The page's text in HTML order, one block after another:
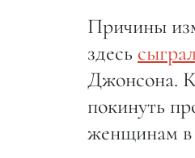
Причины
здесь
Джонсона.
покинуть
женщинам в